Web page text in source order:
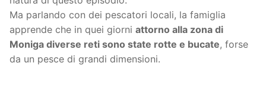
Ma parlando con dei pescatori locali, la famiglia
apprende che in quei giorni attorno alla zona di
Moniga diverse reti sono state rotte e bucate, forse
da un pesce di grandi dimensioni.